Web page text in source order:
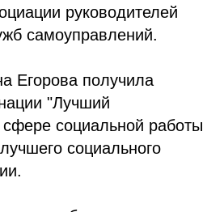
руководителей
самоуправлений.
Егорова получила
"Лучший
сфере социальной работы
социального